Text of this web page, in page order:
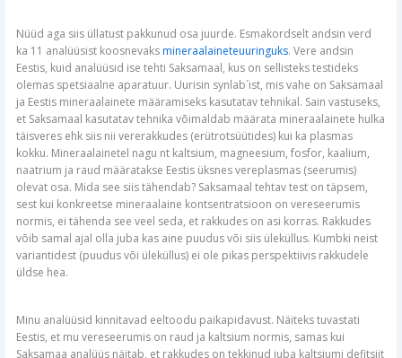
Nüüd aga siis üllatust pakkunud osa juurde. Esmakordselt andsin verd
ka 11 analüüsist koosnevaksmineraalaineteuuringuks. Vere andsin
Eestis, kuid analüüsid ise tehti Saksamaal, kus on sellisteks testideks
olemas spetsiaalne aparatuur. Uurisin synlab´ist, mis vahe on Saksamaal
ja Eestis mineraalainete määramiseks kasutatav tehnikal. Sain vastuseks,
et Saksamaal kasutatav tehnika võimaldab määrata mineraalainete hulka
täisveres ehk siis nii vererakkudes (erütrotsüütides) kui ka plasmas
kokku. Mineraalainetel nagu nt kaltsium, magneesium, fosfor, kaalium,
naatrium ja raud määratakse Eestis üksnes vereplasmas (seerumis)
olevat osa. Mida see siis tähendab? Saksamaal tehtav test on täpsem,
sest kui konkreetse mineraalaine kontsentratsioon on vereseerumis
normis, ei tähenda see veel seda, et rakkudes on asi korras. Rakkudes
võib samal ajal olla juba kas aine puudus või siis üleküllus. Kumbki neist
variantidest (puudus või üleküllus) ei ole pikas perspektiivis rakkudele
üldse hea.
Minu analüüsid kinnitavad eeltoodu paikapidavust. Näiteks tuvastati
Eestis, et mu vereseerumis on raud ja kaltsium normis, samas kui
Saksamaa analüüs näitab, et rakkudes on tekkinud juba kaltsiumi defitsiit